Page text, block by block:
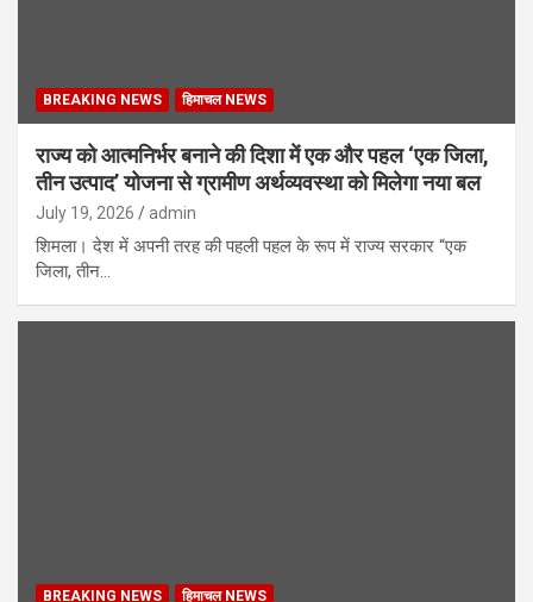
BREAKING NEWS हिमाचल NEWS
राज्य को आत्मनिर्भर बनाने की दिशा में एक और पहल ‘एक जिला,
तीन उत्पाद’ योजना से ग्रामीण अर्थव्यवस्था को मिलेगा नया बल
July 19, 2026 admin
शिमला। देश में अपनी तरह की पहली पहल के रूप में राज्य सरकार “एक
जिला, तीन…
BREAKING NEWS हिमाचल NEWS